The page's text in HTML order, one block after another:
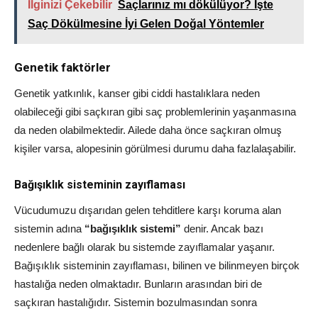
İlginizi Çekebilir Saçlarınız mı dökülüyor? İşte
Saç Dökülmesine İyi Gelen Doğal Yöntemler
Genetik faktörler
Genetik yatkınlık, kanser gibi ciddi hastalıklara neden
olabileceği gibi saçkıran gibi saç problemlerinin yaşanmasına
da neden olabilmektedir. Ailede daha önce saçkıran olmuş
kişiler varsa, alopesinin görülmesi durumu daha fazlalaşabilir.
Bağışıklık sisteminin zayıflaması
Vücudumuzu dışarıdan gelen tehditlere karşı koruma alan
sistemin adına “bağışıklık sistemi” denir. Ancak bazı
nedenlere bağlı olarak bu sistemde zayıflamalar yaşanır.
Bağışıklık sisteminin zayıflaması, bilinen ve bilinmeyen birçok
hastalığa neden olmaktadır. Bunların arasından biri de
saçkıran hastalığıdır. Sistemin bozulmasından sonra